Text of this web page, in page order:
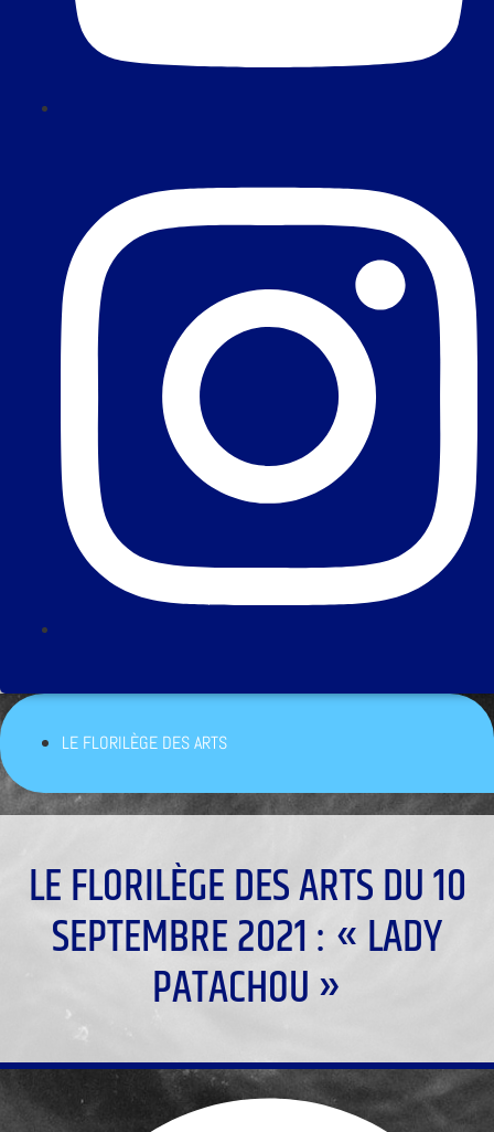
LE FLORILÈGE DES ARTS
LE FLORILÈGE DES ARTS DU 10
SEPTEMBRE 2021 : « LADY
PATACHOU »